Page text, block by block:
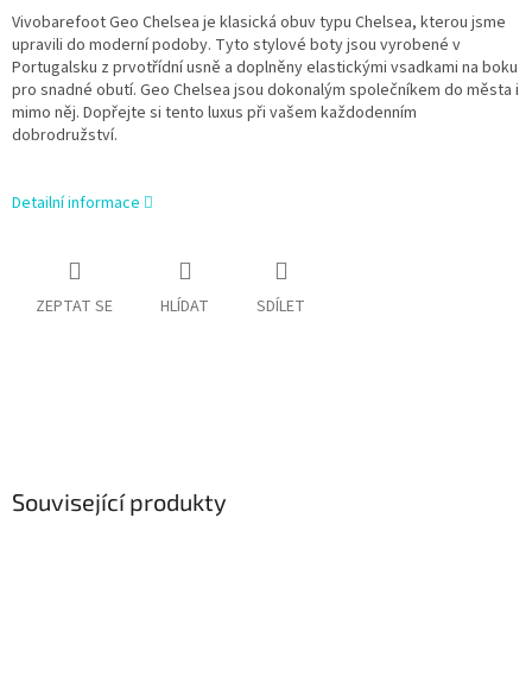
Vivobarefoot Geo Chelsea je klasická obuv typu Chelsea, kterou jsme
upravili do moderní podoby. Tyto stylové boty jsou vyrobené v
Portugalsku z prvotřídní usně a doplněny elastickými vsadkami na boku
pro snadné obutí. Geo Chelsea jsou dokonalým společníkem do města i
mimo něj. Dopřejte si tento luxus při vašem každodenním
dobrodružství.
Detailní informace
ZEPTAT SE HLÍDAT SDÍLET
Související produkty